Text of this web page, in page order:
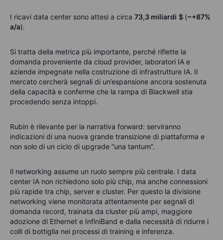
I ricavi data center sono attesi a circa 73,3 miliardi $ (~+87%
a/a).
Si tratta della metrica più importante, perché riflette la
domanda proveniente da cloud provider, laboratori IA e
aziende impegnate nella costruzione di infrastrutture IA. Il
mercato cercherà segnali di un’espansione ancora sostenuta
della capacità e conferme che la rampa di Blackwell stia
procedendo senza intoppi.
Rubin è rilevante per la narrativa forward: serviranno
indicazioni di una nuova grande transizione di piattaforma e
non solo di un ciclo di upgrade “una tantum”.
Il networking assume un ruolo sempre più centrale. I data
center IA non richiedono solo più chip, ma anche connessioni
più rapide tra chip, server e cluster. Per questo la divisione
networking viene monitorata attentamente per segnali di
domanda record, trainata da cluster più ampi, maggiore
adozione di Ethernet e InfiniBand e dalla necessità di ridurre i
colli di bottiglia nei processi di training e inferenza.